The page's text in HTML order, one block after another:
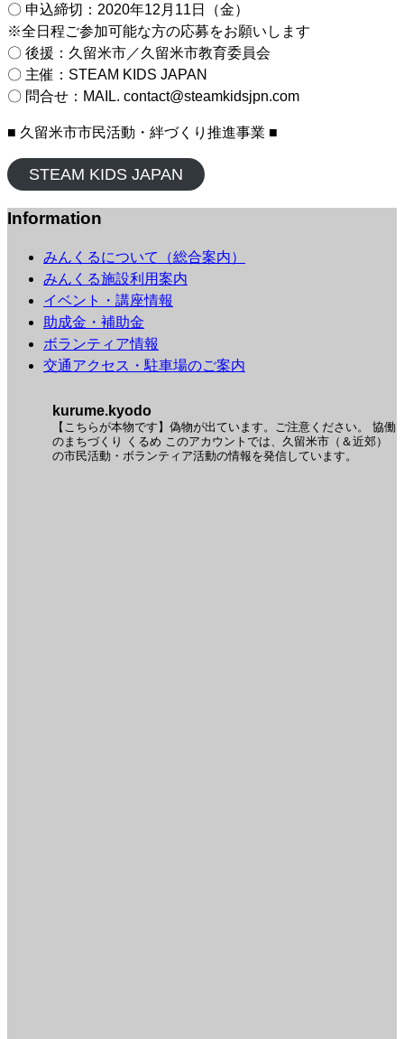
〇 申込締切：2020年12月11日（金）
※全日程ご参加可能な方の応募をお願いします
〇 後援：久留米市／久留米市教育委員会
〇 主催：STEAM KIDS JAPAN
〇 問合せ：MAIL. contact@steamkidsjpn.com
■ 久留米市市民活動・絆づくり推進事業 ■
STEAM KIDS JAPAN
Information
みんくるについて（総合案内）
みんくる施設利用案内
イベント・講座情報
助成金・補助金
ボランティア情報
交通アクセス・駐車場のご案内
kurume.kyodo
【こちらが本物です】偽物が出ています。ご注意ください。
協働
のまちづくり くるめ このアカウントでは、久留米市（＆近郊）
の市民活動・ボランティア活動の情報を発信しています。